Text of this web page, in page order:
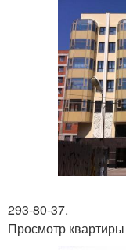
293-80-37.
Просмотр